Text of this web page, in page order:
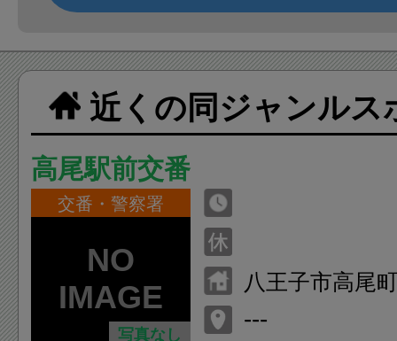
近くの同ジャンルス
高尾駅前交番
交番・警察署
写真なし
八王子市高尾
---